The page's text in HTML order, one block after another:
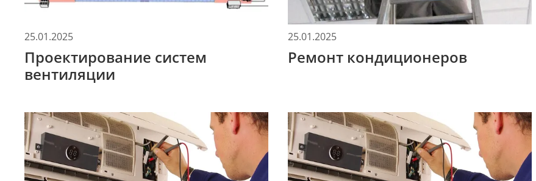
25.01.2025
Проектирование систем
вентиляции
25.01.2025
Ремонт кондиционеров